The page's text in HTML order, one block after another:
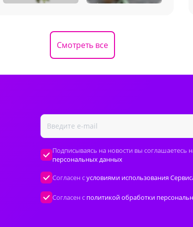
Смотреть все
Подписываясь на новости вы соглашаетесь
персональных данных
Согласен сусловиями использования
Согласен с политикой обработки